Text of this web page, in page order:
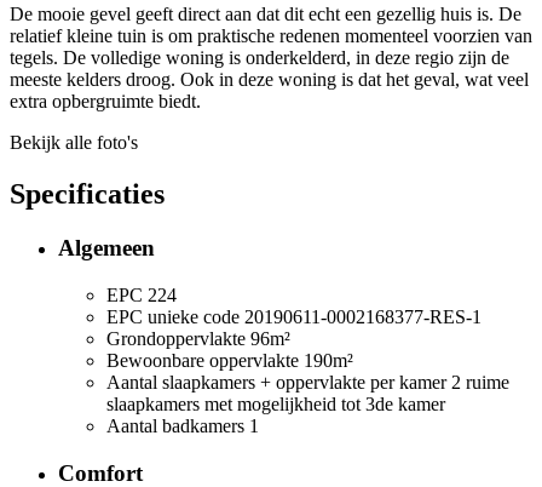
De mooie gevel geeft direct aan dat dit echt een gezellig huis is. De
relatief kleine tuin is om praktische redenen momenteel voorzien van
tegels. De volledige woning is onderkelderd, in deze regio zijn de
meeste kelders droog. Ook in deze woning is dat het geval, wat veel
extra opbergruimte biedt.
Bekijk alle foto's
Specificaties
Algemeen
EPC 224
EPC unieke code 20190611-0002168377-RES-1
Grondoppervlakte 96m²
Bewoonbare oppervlakte 190m²
Aantal slaapkamers + oppervlakte per kamer 2 ruime
slaapkamers met mogelijkheid tot 3de kamer
Aantal badkamers 1
Comfort